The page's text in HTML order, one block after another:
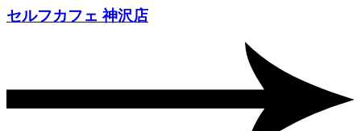
セルフカフェ 神沢店